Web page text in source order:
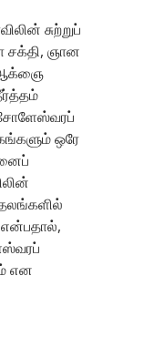
சுற்றுப்
சக்தி, ஞான
சோளேஸ்வரப்
ஒரே
என